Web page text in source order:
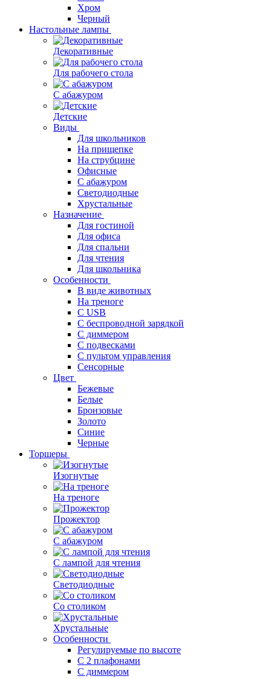
Хром
Черный
Настольные лампы
Декоративные
Для рабочего стола
С абажуром
Детские
Виды
Для школьников
На прищепке
На струбцине
Офисные
С абажуром
Светодиодные
Хрустальные
Назначение
Для гостиной
Для офиса
Для спальни
Для чтения
Для школьника
Особенности
В виде животных
На треноге
С USB
С беспроводной зарядкой
С диммером
С подвесками
С пультом управления
Сенсорные
Цвет
Бежевые
Белые
Бронзовые
Золото
Синие
Черные
Торшеры
Изогнутые
На треноге
Прожектор
С абажуром
С лампой для чтения
Светодиодные
Со столиком
Хрустальные
Особенности
Регулируемые по высоте
С 2 плафонами
С диммером